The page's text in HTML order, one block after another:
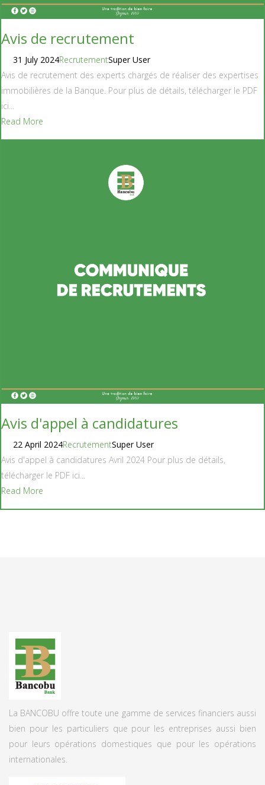
Avis de recrutement
31 July 2024RecrutementSuper User
Avis de recrutement des experts chargés de réaliser des expertises
immobilières de la Banque. Pour plus de détails, télécharger le PDF
ici...
Read More
Avis d'appel à candidatures
22 April 2024RecrutementSuper User
Avis d'appel à candidatures Avril 2024 Pour plus de détails,
télécharger le PDF ici...
Read More
La BANCOBU offre toute une gamme de services financiers aussi
bien pour les particuliers que pour les entreprises aussi bien
pour leurs opérations domestiques que pour les opérations
internationales.